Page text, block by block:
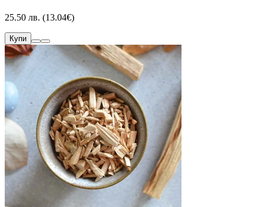
25.50 лв. (13.04€)
Купи